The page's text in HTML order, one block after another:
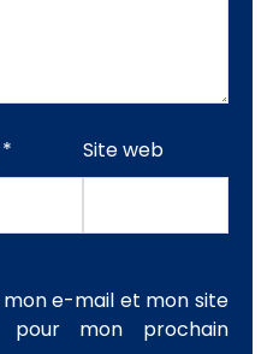
* Site web
e-mail et mon site
pour mon prochain